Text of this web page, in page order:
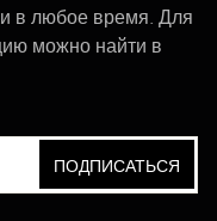
в любое время. Для
можно найти в